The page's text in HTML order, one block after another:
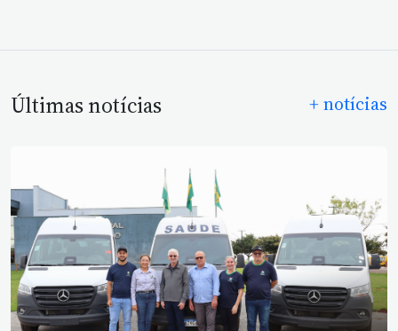
Últimas notícias + notícias